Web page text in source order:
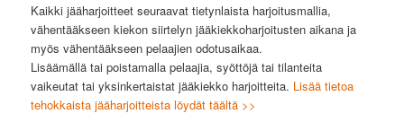
Kaikki jääharjoitteet seuraavat tietynlaista harjoitusmallia,
vähentääkseen kiekon siirtelyn jääkiekkoharjoitusten aikana ja
myös vähentääkseen pelaajien odotusaikaa.
Lisäämällä tai poistamalla pelaajia, syöttöjä tai tilanteita
vaikeutat tai yksinkertaistat jääkiekko harjoitteita. Lisää tietoa
tehokkaista jääharjoitteista löydät täältä >>